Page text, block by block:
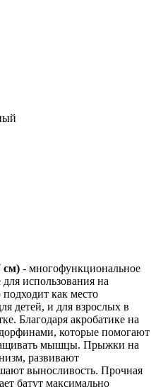
см) - многофункциональное
использования на
как место
детей, и для взрослых в
Благодаря акробатике на
которые помогают
мышцы. Прыжки на
развивают
выносливость. Прочная
батут максимально